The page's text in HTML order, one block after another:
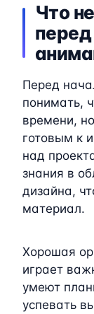
Что
Перед
понимать,
времени,
готовым к
над
знания в
дизайна,
материал.
Хорошая
играет
умеют
успевать